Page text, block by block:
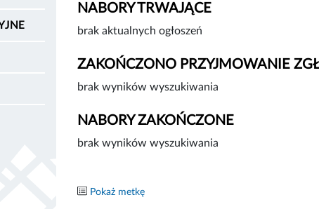
NABORY TRWAJĄCE
brak aktualnych ogłoszeń
ZAKOŃCZONO PRZYJMOWANIE
brak wyników wyszukiwania
NABORY ZAKOŃCZONE
brak wyników wyszukiwania
Pokaż metkę